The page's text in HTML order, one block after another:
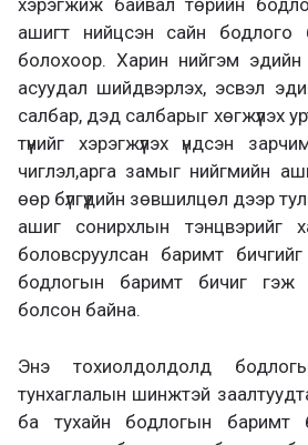
хэрэгжиж байвал төрийн
ашигт нийцсэн сайн
болохоор. Харин нийгэм эдийн
асуудал шийдвэрлэх, эсвэл
салбар, дэд салбарыг хөгжүүлэх
түүнийг хэрэгжүүлэх үндсэн
чиглэл,арга замыг нийгмийн
өөр бүлгүүдийн зөвшилцөл дээр
ашиг сонирхлын тэнцвэрийг
боловсруулсан баримт
бодлогын баримт бичиг гэж
болсон байна.
Энэ тохиолдолдолд
тунхаглалын шинжтэй
ба тухайн бодлогын баримт